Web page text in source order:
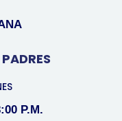
P.M.